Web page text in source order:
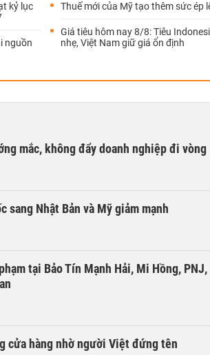
kỷ lục
nguồn
Thuế mới của Mỹ tạo thêm sức ép
Giá tiêu hôm nay 8/8: Tiêu
nhẹ, Việt Nam giữ giá ổn định
mắc, không đẩy doanh nghiệp đi vòng
sang Nhật Bản và Mỹ giảm mạnh
tại Bảo Tín Mạnh Hải, Mi Hồng, PNJ,
cửa hàng nhờ người Việt đứng tên